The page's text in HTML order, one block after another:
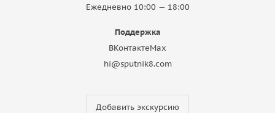
Ежедневно 10:00 — 18:00
Поддержка
ВКонтактеMax
hi@sputnik8.com
Добавить экскурсию